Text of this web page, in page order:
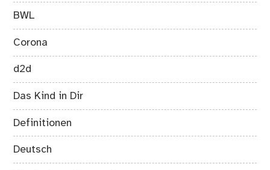
BWL
Corona
d2d
Das Kind in Dir
Definitionen
Deutsch